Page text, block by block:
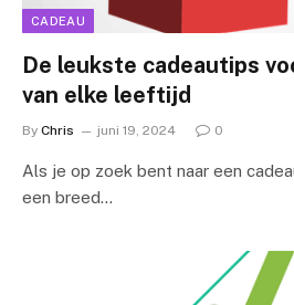
CADEAU
De leukste cadeautips
van elke leeftijd
By Chris juni 19, 2024 0
Als je op zoek bent naar een
een breed…